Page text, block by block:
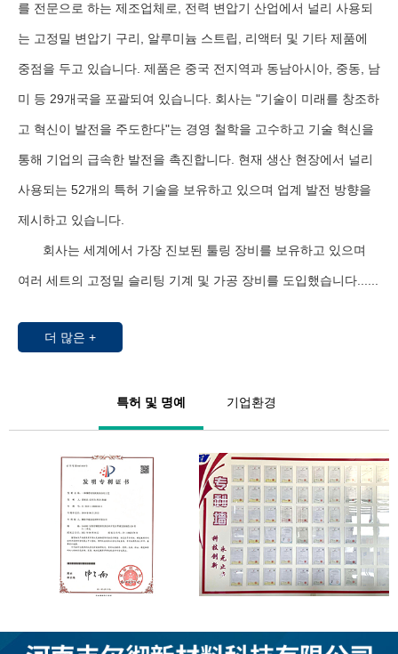
를 전문으로 하는 제조업체로, 전력 변압기 산업에서 널리 사용되
는 고정밀 변압기 구리, 알루미늄 스트립, 리액터 및 기타 제품에
중점을 두고 있습니다. 제품은 중국 전지역과 동남아시아, 중동, 남
미 등 29개국을 포괄되여 있습니다. 회사는 "기술이 미래를 창조하
고 혁신이 발전을 주도한다"는 경영 철학을 고수하고 기술 혁신을
통해 기업의 급속한 발전을 촉진합니다. 현재 생산 현장에서 널리
사용되는 52개의 특허 기술을 보유하고 있으며 업계 발전 방향을
제시하고 있습니다.
회사는 세계에서 가장 진보된 툴링 장비를 보유하고 있으며
여러 세트의 고정밀 슬리팅 기계 및 가공 장비를 도입했습니다......
더 많은 +
특허 및 명예 기업환경